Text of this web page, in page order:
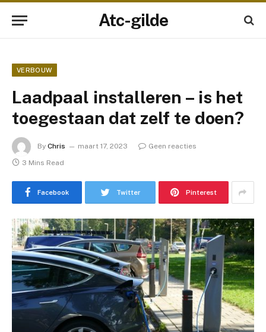
Atc-gilde
VERBOUW
Laadpaal installeren – is het
toegestaan dat zelf te doen?
By Chris maart 17, 2023
Geen reacties
3 Mins Read
Facebook Twitter Pinterest